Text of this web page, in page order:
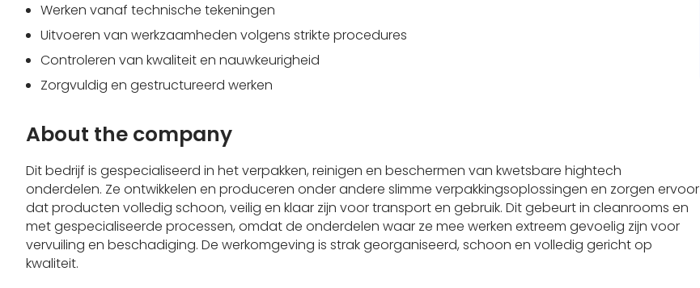
Werken vanaf technische tekeningen
Uitvoeren van werkzaamheden volgens strikte procedures
Controleren van kwaliteit en nauwkeurigheid
Zorgvuldig en gestructureerd werken
About the company
Dit bedrijf is gespecialiseerd in het verpakken, reinigen en beschermen van kwetsbare hightech
onderdelen. Ze ontwikkelen en produceren onder andere slimme verpakkingsoplossingen en zorgen ervoor
dat producten volledig schoon, veilig en klaar zijn voor transport en gebruik. Dit gebeurt in cleanrooms en
met gespecialiseerde processen, omdat de onderdelen waar ze mee werken extreem gevoelig zijn voor
vervuiling en beschadiging. De werkomgeving is strak georganiseerd, schoon en volledig gericht op
kwaliteit.